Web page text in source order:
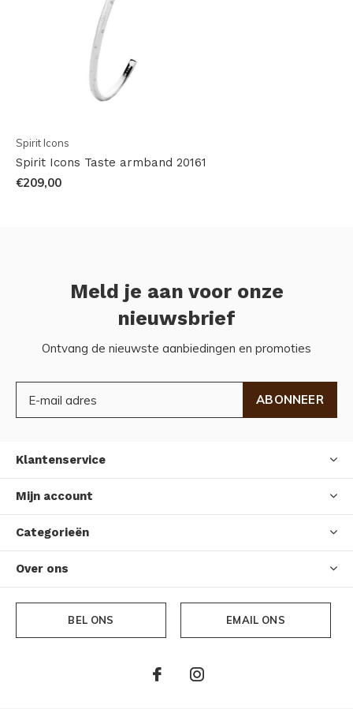
Spirit Icons
Spirit Icons Taste armband 20161
€209,00
Meld je aan voor onze
nieuwsbrief
Ontvang de nieuwste aanbiedingen en promoties
ABONNEER
Klantenservice
Mijn account
Categorieën
Over ons
BEL ONS EMAIL ONS